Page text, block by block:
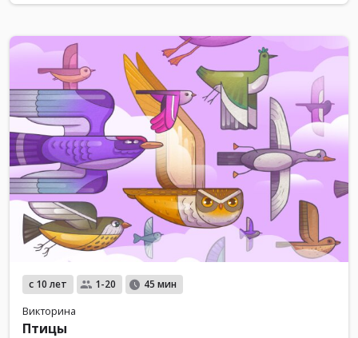
с 10 лет 1-20 45 мин
Викторина
Птицы